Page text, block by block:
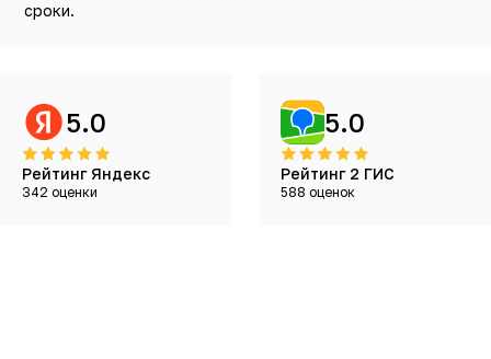
сроки.
5.0
Рейтинг Яндекс
342 оценки
5.0
Рейтинг 2 ГИС
588 оценок